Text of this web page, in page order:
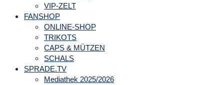
VIP-ZELT
FANSHOP
ONLINE-SHOP
TRIKOTS
CAPS & MÜTZEN
SCHALS
SPRADE.TV
Mediathek 2025/2026